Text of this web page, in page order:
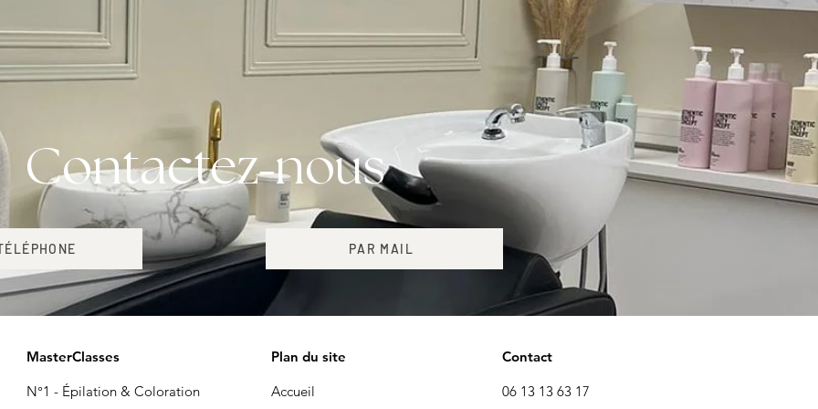
Contactez-nous
PAR MAIL
MasterClasses
N°1 - Épilation & Coloration
Plan du site
Accueil
Contact
06 13 13 63 17